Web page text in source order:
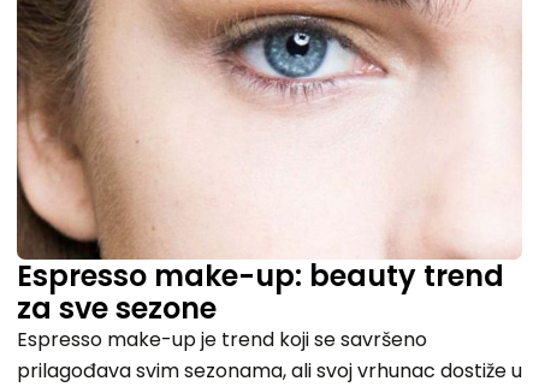
Espresso make-up: beauty trend
za sve sezone
Espresso make-up je trend koji se savršeno
prilagođava svim sezonama, ali svoj vrhunac dostiže u